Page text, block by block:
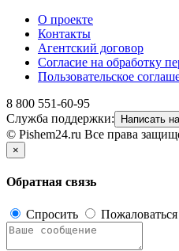
О проекте
Контакты
Агентский договор
Согласие на обработку
Пользовательское
8 800 551-60-95
Служба поддержки:
Написать
© Pishem24.ru Все права
×
Обратная связь
Спросить Пожаловаться